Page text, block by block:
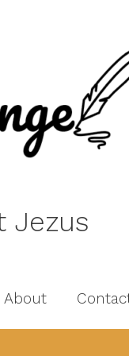
Jezus
About